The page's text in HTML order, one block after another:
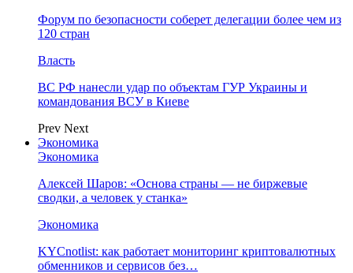
Форум по безопасности соберет делегации более чем из
120 стран
Власть
ВС РФ нанесли удар по объектам ГУР Украины и
командования ВСУ в Киеве
Prev Next
Экономика
Экономика
Алексей Шаров: «Основа страны — не биржевые
сводки, а человек у станка»
Экономика
KYCnotlist: как работает мониторинг криптовалютных
обменников и сервисов без…